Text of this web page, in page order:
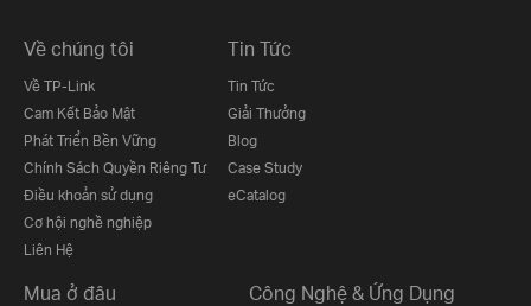
Về chúng tôi
Về TP-Link
Cam Kết Bảo Mật
Phát Triển Bền Vững
Chính Sách Quyền Riêng Tư
Điều khoản sử dụng
Cơ hội nghề nghiệp
Liên Hệ
Tin Tức
Tin Tức
Giải Thưởng
Blog
Case Study
eCatalog
Mua ở đâu Công Nghệ & Ứng Dụng